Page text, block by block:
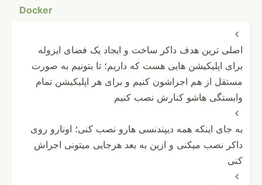
Docker

اصلی ترین هدف داکر ساخت و ایجاد یک فضای ایزوله
برای اپلیکیشن هایی هست که داریم؛ تا بتونیم به صورت
مستقل از هم اجراشون کنیم و برای هر اپلیکیشن تمام
وابستگی هاشو کنارش نصب کنیم

به جای اینکه همه دیپندنسی هارو نصب کنی؛ اونارو روی
داکر نصب میکنی و ازین به بعد هرجایی میتونی اجراش
کنی
